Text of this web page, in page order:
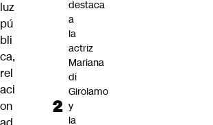
luz
pú
bli
ca,
rel
aci
on
destaca
a
la
actriz
Mariana
di
Girolamo
y
la